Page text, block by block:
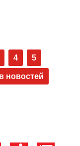
4 5
новостей